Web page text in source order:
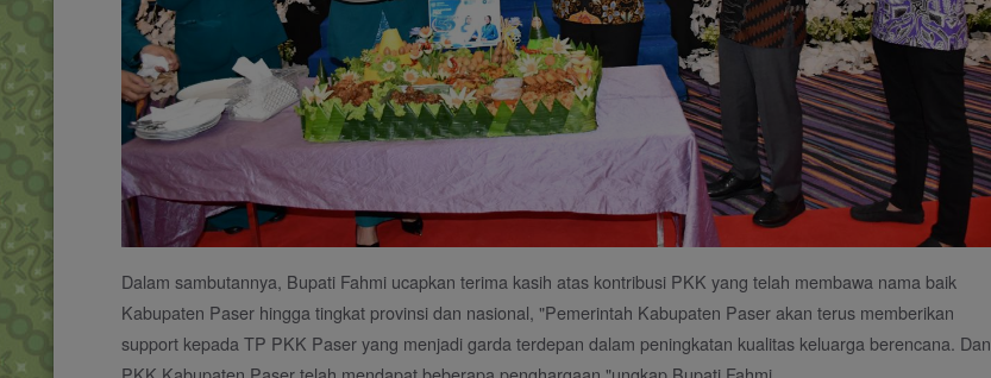
Dalam sambutannya, Bupati Fahmi ucapkan terima kasih atas kontribusi PKK yang telah membawa nama baik
Kabupaten Paser hingga tingkat provinsi dan nasional, "Pemerintah Kabupaten Paser akan terus memberikan
support kepada TP PKK Paser yang menjadi garda terdepan dalam peningkatan kualitas keluarga berencana. Dan